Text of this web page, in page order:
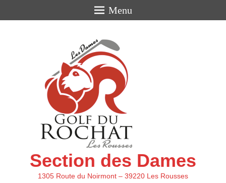
Menu
Section des Dames
1305 Route du Noirmont – 39220 Les Rousses